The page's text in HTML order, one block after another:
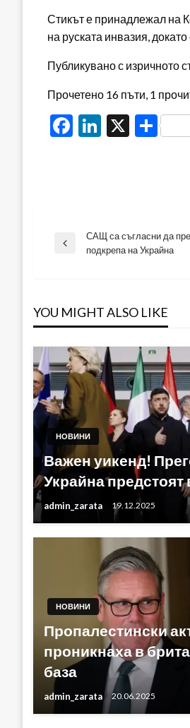
Стикът е принадлежал на
на руската инвазия,
Публикувано с изричното
Прочетено 16 пъти, 1
Facebook
LinkedIn
X
Previous
САЩ са съгласни да
подкрепа на Украйна
YOU MIGHT ALSO LIKE
НОВИНИ
Важен уикенд!
Украйна
admin_zarata 19.12.2025
НОВИНИ
Пропалестински
проникнаха в
база
admin_zarata 20.06.2025